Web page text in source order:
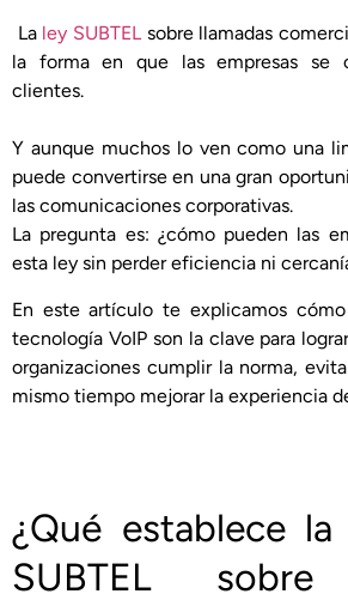
La ley SUBTELsobre llamadas
la forma en que las empresas se
clientes.
Y aunque muchos lo ven como una
puede convertirse en una gran
las comunicaciones corporativas.
La pregunta es: ¿cómo pueden las
esta ley sin perder eficiencia ni
En este artículo te explicamos
tecnología VoIP son la clave para
organizaciones cumplir la norma,
mismo tiempo mejorar la experiencia
¿Qué establece
SUBTEL sobre